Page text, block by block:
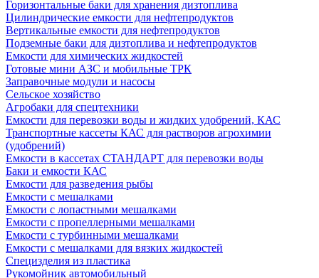
Горизонтальные баки для хранения дизтоплива
Цилиндрические емкости для нефтепродуктов
Вертикальные емкости для нефтепродуктов
Подземные баки для дизтоплива и нефтепродуктов
Емкости для химических жидкостей
Готовые мини АЗС и мобильные ТРК
Заправочные модули и насосы
Сельское хозяйство
Агробаки для спецтехники
Емкости для перевозки воды и жидких удобрений, КАС
Транспортные кассеты КАС для растворов агрохимии
(удобрений)
Емкости в кассетах СТАНДАРТ для перевозки воды
Баки и емкости КАС
Емкости для разведения рыбы
Емкости с мешалками
Емкости с лопастными мешалками
Емкости с пропеллерными мешалками
Емкости с турбинными мешалками
Емкости с мешалками для вязких жидкостей
Специзделия из пластика
Рукомойник автомобильный